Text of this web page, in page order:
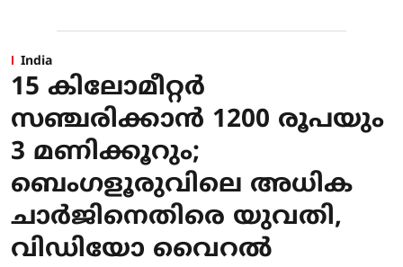
India
15 കിലോമീറ്റര്‍
സഞ്ചരിക്കാന്‍ 1200 രൂപയും
3 മണിക്കൂറും;
ബെംഗളൂരുവിലെ അധിക
ചാര്‍ജിനെതിരെ യുവതി,
വിഡിയോ വൈറല്‍